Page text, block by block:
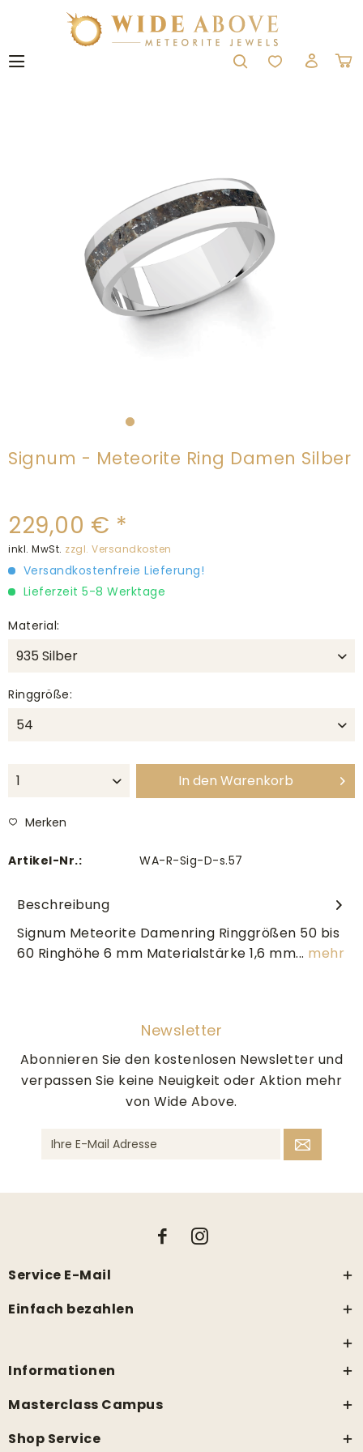
Signum - Meteorite Ring Damen Silber
229,00 € *
inkl. MwSt. zzgl. Versandkosten
Versandkostenfreie Lieferung!
Lieferzeit 5-8 Werktage
Material:
Ringgröße:
In den Warenkorb
Merken
Artikel-Nr.: WA-R-Sig-D-s.57
Beschreibung
Signum Meteorite Damenring Ringgrößen 50 bis
60 Ringhöhe 6 mm Materialstärke 1,6 mm... mehr
Newsletter
Abonnieren Sie den kostenlosen Newsletter und
verpassen Sie keine Neuigkeit oder Aktion mehr
von Wide Above.
Service E-Mail
Einfach bezahlen
Informationen
Masterclass Campus
Shop Service